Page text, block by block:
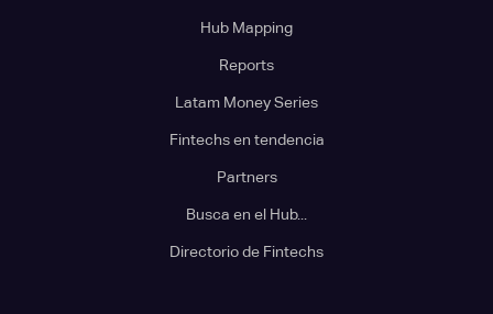
Hub Mapping
Reports
Latam Money Series
Fintechs en tendencia
Partners
Busca en el Hub...
Directorio de Fintechs